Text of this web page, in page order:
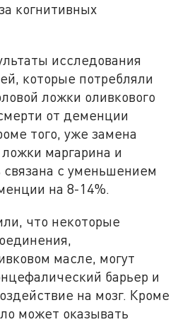
когнитивных
исследования
которые потребляли
ложки оливкового
от деменции
того, уже замена
маргарина и
связана с уменьшением
на 8-14%.
что некоторые
масле, могут
барьер и
на мозг. Кроме
может оказывать